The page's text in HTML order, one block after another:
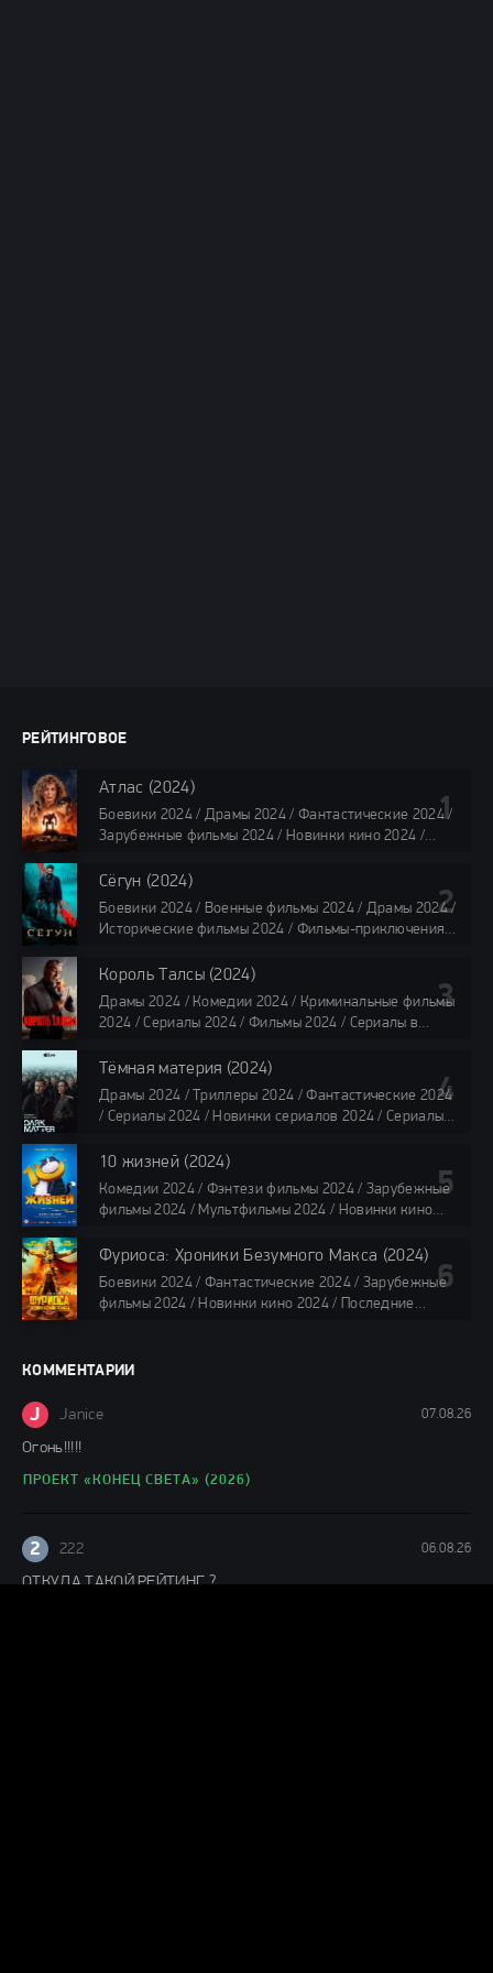
РЕЙТИНГОВОЕ
Атлас (2024)
Боевики 2024 / Драмы 2024 / Фантастические 2024 /
Зарубежные фильмы 2024 / Новинки кино 2024 /
Фильмы 4K / Фильмы 2024 / Популярные фильмы /
Смотреть фильмы онлайн
118 мин.
Сёгун (2024)
Боевики 2024 / Военные фильмы 2024 / Драмы 2024 /
Исторические фильмы 2024 / Фильмы-приключения
Сериалы 4K / Фильмы 2024 / Сериалы в озвучке
TVShows / Сериалы в озвучке LostFilm / Сериалы в
озвучке HDrezka Studio / Смотреть фильмы онлайн
все серии по 45 минут
Король Талсы (2024)
Драмы 2024 / Комедии 2024 / Криминальные фильмы
2024 / Сериалы 2024 / Фильмы 2024 / Сериалы в
Сериалы в озвучке HDrezka Studio / Смотреть фильмы
онлайн
40 мин
Тёмная материя (2024)
Драмы 2024 / Триллеры 2024 / Фантастические 2024
/ Сериалы 2024 / Новинки сериалов 2024 / Сериалы
Сериалы в озвучке LostFilm / Сериалы в озвучке
HDrezka Studio / Смотреть фильмы онлайн
все серии по 45 мин.
10 жизней (2024)
Комедии 2024 / Фэнтези фильмы 2024 / Зарубежные
фильмы 2024 / Мультфильмы 2024 / Новинки кино
/ Фильмы 2024 / Популярные фильмы / Смотреть
фильмы онлайн
88 мин.
Фуриоса: Хроники Безумного Макса (2024)
Боевики 2024 / Фантастические 2024 / Зарубежные
фильмы 2024 / Новинки кино 2024 / Последние
фильмы онлайн
КОММЕНТАРИИ
J Janice 07.08.26
Огонь!!!!!
ПРОЕКТ «КОНЕЦ СВЕТА» (2026)
2 222 06.08.26
ОТКУДА ТАКОЙ РЕЙТИНГ ?